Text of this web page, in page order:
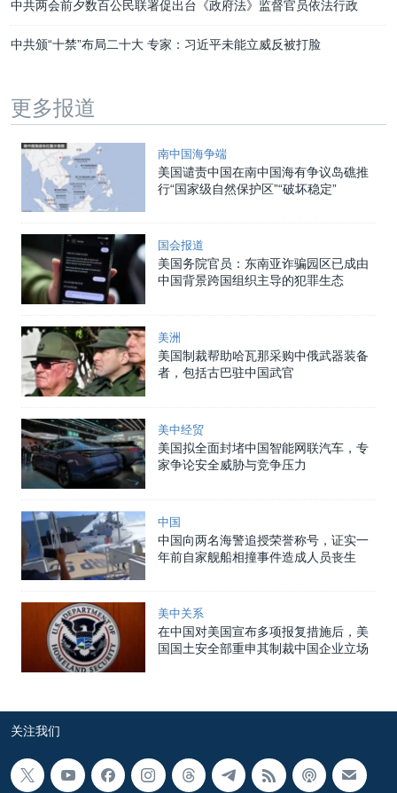
中共两会前夕数百公民联署促出台《政府法》监督官员依法行政
中共颁“十禁”布局二十大 专家：习近平未能立威反被打脸
更多报道
南中国海争端
美国谴责中国在南中国海有争议岛礁推
行“国家级自然保护区”“破坏稳定”
国会报道
美国务院官员：东南亚诈骗园区已成由
中国背景跨国组织主导的犯罪生态
美洲
美国制裁帮助哈瓦那采购中俄武器装备
者，包括古巴驻中国武官
美中经贸
美国拟全面封堵中国智能网联汽车，专
家争论安全威胁与竞争压力
中国
中国向两名海警追授荣誉称号，证实一
年前自家舰船相撞事件造成人员丧生
美中关系
在中国对美国宣布多项报复措施后，美
国国土安全部重申其制裁中国企业立场
关注我们